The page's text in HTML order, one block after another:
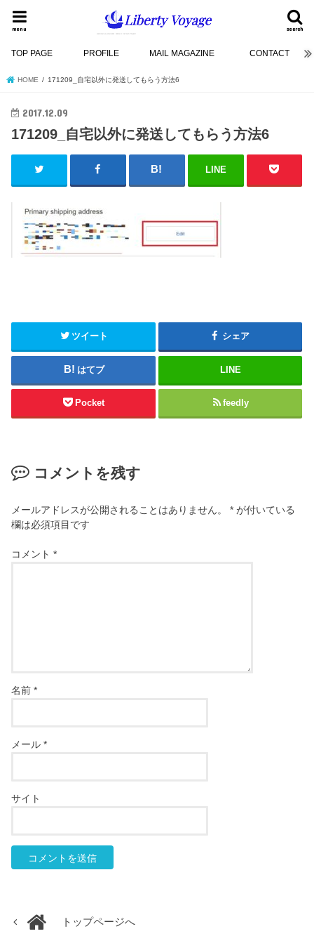
search
menu
TOP PAGE PROFILE MAIL MAGAZINE CONTACT
HOME 171209_自宅以外に発送してもらう方法6
2017.12.09
171209_自宅以外に発送してもらう方法6
LINE
ツイート シェア
はてブ LINE
Pocket feedly
コメントを残す
メールアドレスが公開されることはありません。 * が付いている
欄は必須項目です
コメント*
名前*
メール*
サイト
トップページへ